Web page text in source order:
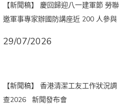
【新聞稿】 慶回歸迎八一建軍節 勞聯
邀軍事專家辦國防講座近 200 人參與
29/07/2026
【新聞稿】 香港清潔工友工作狀況調
查2026 新聞發布會